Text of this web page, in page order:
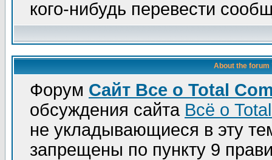
кого-нибудь перевести
About the forum
Форум Сайт Все о Total
обсуждения сайта Всё о
не укладывающиеся в эту
запрещены по пункту 9